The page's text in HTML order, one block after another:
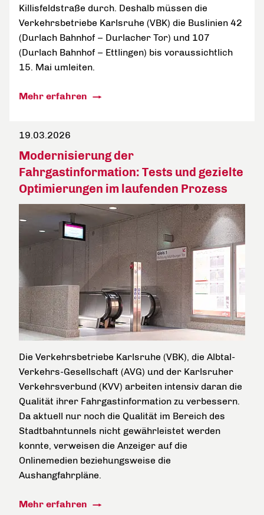
Killisfeldstraße durch. Deshalb müssen die
Verkehrsbetriebe Karlsruhe (VBK) die Buslinien 42
(Durlach Bahnhof – Durlacher Tor) und 107
(Durlach Bahnhof – Ettlingen) bis voraussichtlich
15. Mai umleiten.
Mehr erfahren
19.03.2026
Modernisierung der
Fahrgastinformation: Tests und gezielte
Optimierungen im laufenden Prozess
Die Verkehrsbetriebe Karlsruhe (VBK), die Albtal-
Verkehrs-Gesellschaft (AVG) und der Karlsruher
Verkehrsverbund (KVV) arbeiten intensiv daran die
Qualität ihrer Fahrgastinformation zu verbessern.
Da aktuell nur noch die Qualität im Bereich des
Stadtbahntunnels nicht gewährleistet werden
konnte, verweisen die Anzeiger auf die
Onlinemedien beziehungsweise die
Aushangfahrpläne.
Mehr erfahren